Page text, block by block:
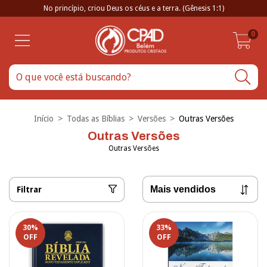
No princípio, criou Deus os céus e a terra. (Gênesis 1:1)
0
Início > Todas as Bíblias > Versões > Outras Versões
Outras Versões
Outras Versões
Filtrar
30%
OFF
33%
OFF